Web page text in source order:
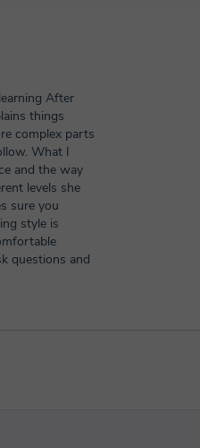
After
things
complex parts
What I
and the way
levels she
sure you
style is
questions and